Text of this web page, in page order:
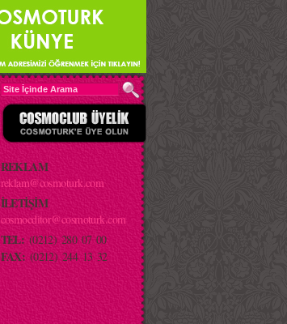
REKLAM
reklam@cosmoturk.com
İLETİŞİM
cosmoeditor@cosmoturk.com
TEL: (0212) 280 07 00
FAX: (0212) 244 13 32